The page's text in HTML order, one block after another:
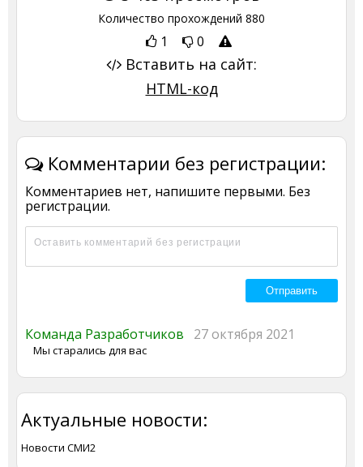
Количество прохождений 880
1 0
Вставить на сайт:
HTML-код
Комментарии без регистрации:
Комментариев нет, напишите первыми. Без
регистрации.
Команда Разработчиков 27 октября 2021
Мы старались для вас
Актуальные новости:
Новости СМИ2